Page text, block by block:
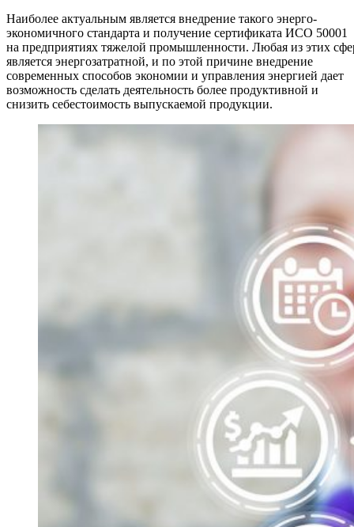
Наиболее актуальным является внедрение такого энерго-
экономичного стандарта и получение сертификата ИСО 50001
на предприятиях тяжелой промышленности. Любая из этих
является энергозатратной, и по этой причине внедрение
современных способов экономии и управления энергией дает
возможность сделать деятельность более продуктивной и
снизить себестоимость выпускаемой продукции.